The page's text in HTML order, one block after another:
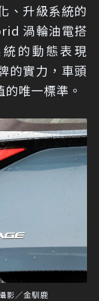
、升級系統的
渦輪油電搭
的動態表現
的實力，車頭
唯一標準。
影／金馴鹿